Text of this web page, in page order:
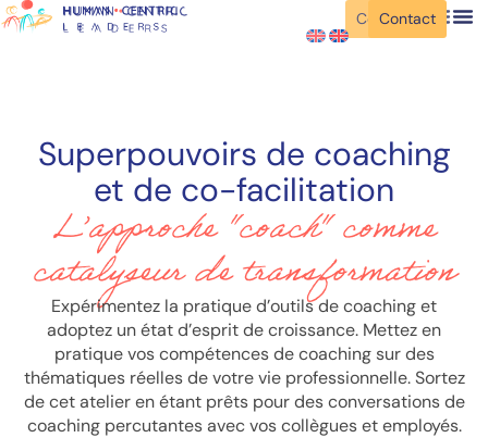
Contact
Contact
Superpouvoirs de coaching
et de co-facilitation
L’approche "coach" comme
catalyseur de transformation
Expérimentez la pratique d’outils de coaching et
adoptez un état d’esprit de croissance. Mettez en
pratique vos compétences de coaching sur des
thématiques réelles de votre vie professionnelle. Sortez
de cet atelier en étant prêts pour des conversations de
coaching percutantes avec vos collègues et employés.